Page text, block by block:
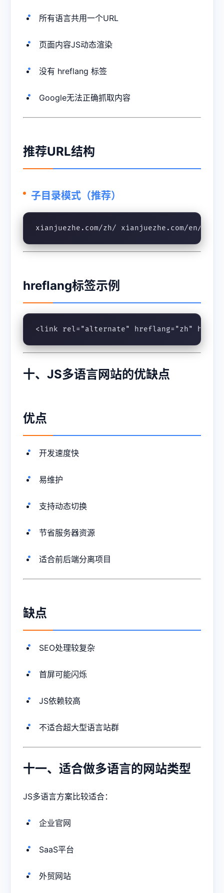
所有语言共用一个URL
页面内容JS动态渲染
没有 hreflang 标签
Google无法正确抓取内容
推荐URL结构
子目录模式（推荐）
xianjuezhe.com/zh/ xianjuezhe.com/en/
hreflang标签示例
<link rel="alternate" hreflang="zh"
十、JS多语言网站的优缺点
优点
开发速度快
易维护
支持动态切换
节省服务器资源
适合前后端分离项目
缺点
SEO处理较复杂
首屏可能闪烁
JS依赖较高
不适合超大型语言站群
十一、适合做多语言的网站类型
JS多语言方案比较适合：
企业官网
SaaS平台
外贸网站